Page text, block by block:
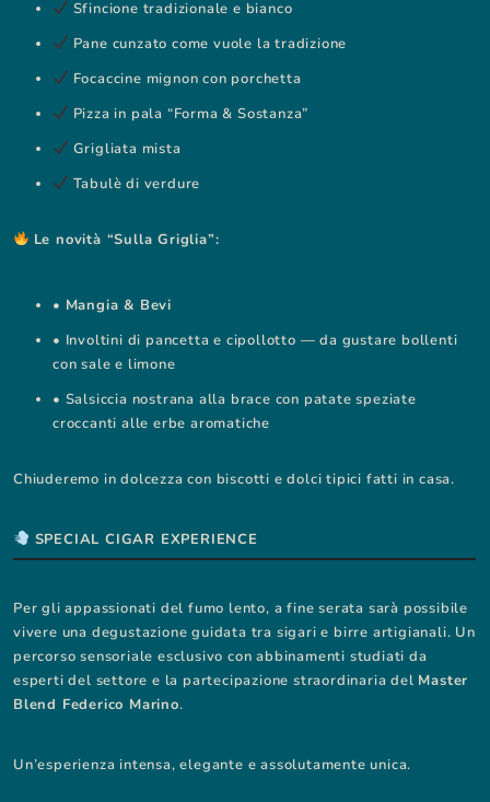
Sfincione tradizionale e bianco
Pane cunzato come vuole la tradizione
Focaccine mignon con porchetta
Pizza in pala “Forma & Sostanza”
Grigliata mista
Tabulè di verdure
Le novità “Sulla Griglia”:
• Mangia & Bevi
• Involtini di pancetta e cipollotto — da gustare bollenti
con sale e limone
• Salsiccia nostrana alla brace con patate speziate
croccanti alle erbe aromatiche
Chiuderemo in dolcezza con biscotti e dolci tipici fatti in casa.
SPECIAL CIGAR EXPERIENCE
Per gli appassionati del fumo lento, a fine serata sarà possibile
vivere una degustazione guidata tra sigari e birre artigianali. Un
percorso sensoriale esclusivo con abbinamenti studiati da
esperti del settore e la partecipazione straordinaria del Master
Blend Federico Marino.
Un’esperienza intensa, elegante e assolutamente unica.